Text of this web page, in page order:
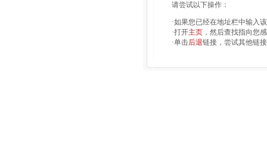
请尝试以下操作：
·如果您已经在地址栏中输入
·打开主页 ，然后查找指向您
·单击后退链接，尝试其他链